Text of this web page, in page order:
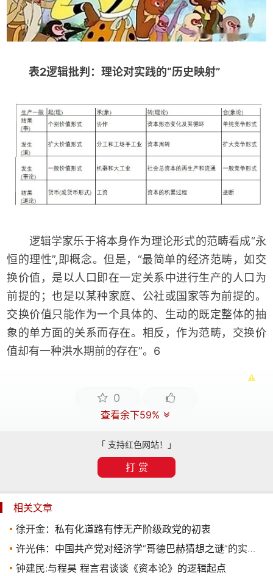
表2逻辑批判：理论对实践的“历史映射”
逻辑学家乐于将本身作为理论形式的范畴看成“永
恒的理性”,即概念。但是，“最简单的经济范畴，如交
换价值，是以人口即在一定关系中进行生产的人口为
前提的；也是以某种家庭、公社或国家等为前提的。
交换价值只能作为一个具体的、生动的既定整体的抽
象的单方面的关系而存在。相反，作为范畴，交换价
值却有一种洪水期前的存在”。6
0
查看余下59%
「 支持红色网站！」
打 赏
相关文章
徐开金：私有化道路有悖无产阶级政党的初衷
许光伟：中国共产党对经济学“哥德巴赫猜想之谜”的实践解决
钟建民:与程昊 程言君谈谈《资本论》的逻辑起点